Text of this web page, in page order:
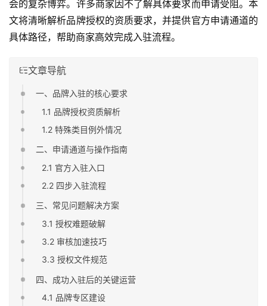
会的复杂博弈。许多商家因不了解具体要求而申请受阻。本
文将清晰解析品牌授权的资质要求，并提供官方申请通道的
具体路径，帮助商家高效完成入驻流程。
文章导航
一、品牌入驻的核心要求
1.1 品牌授权资质解析
1.2 特殊类目例外情况
二、申请通道与操作指南
2.1 官方入驻入口
2.2 四步入驻流程
三、常见问题解决方案
3.1 授权难题破解
3.2 审核加速技巧
3.3 授权文件规范
四、成功入驻后的关键运营
4.1 品牌专区建设